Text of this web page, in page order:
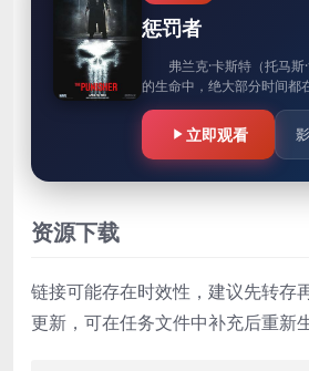
惩罚者
弗兰克·卡斯特（托马斯·
的生命中，绝大部分时间都
海军陆战队服役，退役后又
生活了多…立即观看
资源下载
链接可能存在时效性，建议先转存
更新，可在任务文件中补充后重新生